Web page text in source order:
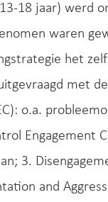
18 jaar) werd
waren
het
met
o.a.
Engagement
3.
and